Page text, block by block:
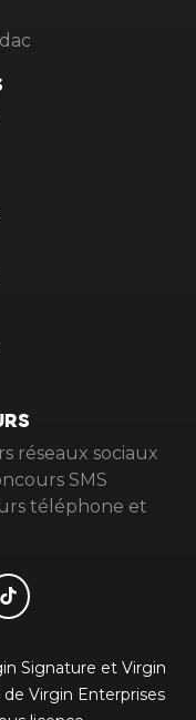
réseaux sociaux
SMS
téléphone et
Signature et Virgin
Virgin Enterprises